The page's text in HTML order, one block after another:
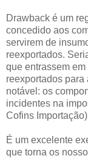
Drawback é um
concedido aos
servirem de
reexportados.
que entrassem
reexportados para
notável: os
incidentes na
Cofins
É um excelente
que torna os